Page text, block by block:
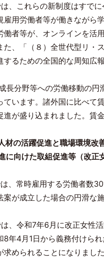
、これらの新制度はすでに
雇用労働者等が働きなが
働者等が、オンラインを活
た、「（８）全世代型リ・
するための全国的な周知広
長分野等への労働移動の円
ています。諸外国に比べて
進が盛り込まれました。賃
材の活躍促進と職場環境改
に向けた取組促進等（改
、常時雇用する労働者数
案が成立した場合の円滑な
、令和7年6 月に改正女性
8年4月 1日から義務付けら
求められることになりまし